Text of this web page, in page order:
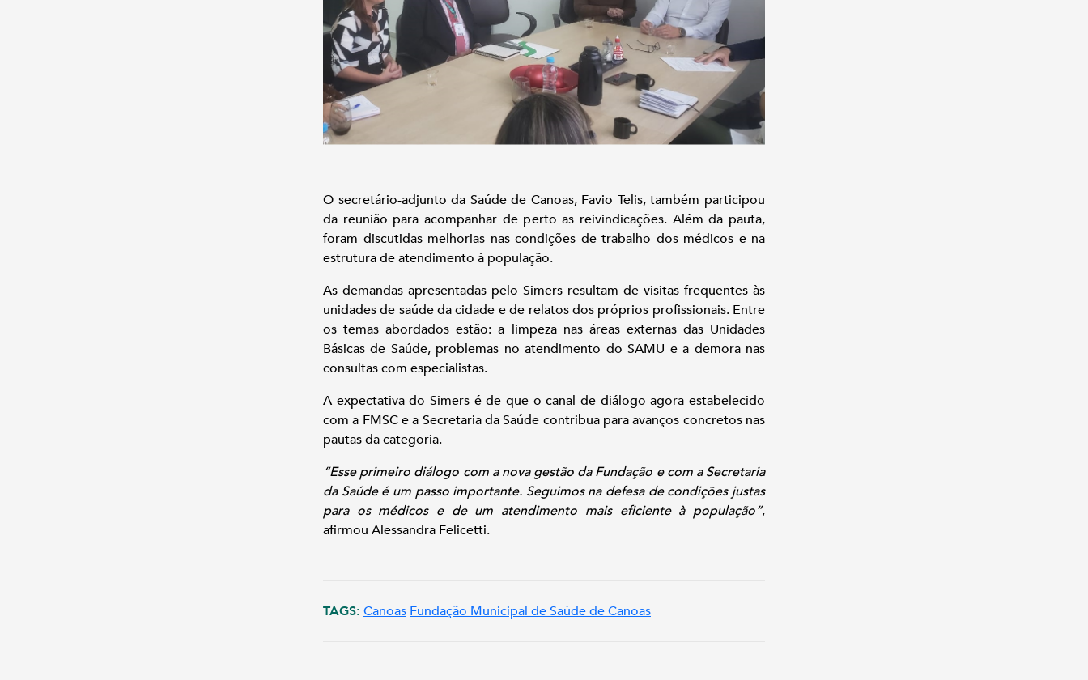
O secretário-adjunto da Saúde de Canoas, Favio Telis, também participou
da reunião para acompanhar de perto as reivindicações. Além da pauta,
foram discutidas melhorias nas condições de trabalho dos médicos e na
estrutura de atendimento à população.
As demandas apresentadas pelo Simers resultam de visitas frequentes às
unidades de saúde da cidade e de relatos dos próprios profissionais. Entre
os temas abordados estão: a limpeza nas áreas externas das Unidades
Básicas de Saúde, problemas no atendimento do SAMU e a demora nas
consultas com especialistas.
A expectativa do Simers é de que o canal de diálogo agora estabelecido
com a FMSC e a Secretaria da Saúde contribua para avanços concretos nas
pautas da categoria.
“Esse primeiro diálogo com a nova gestão da Fundação e com a Secretaria
da Saúde é um passo importante. Seguimos na defesa de condições justas
para os médicos e de um atendimento mais eficiente à população”,
afirmou Alessandra Felicetti.
TAGS: Canoas Fundação Municipal de Saúde de Canoas